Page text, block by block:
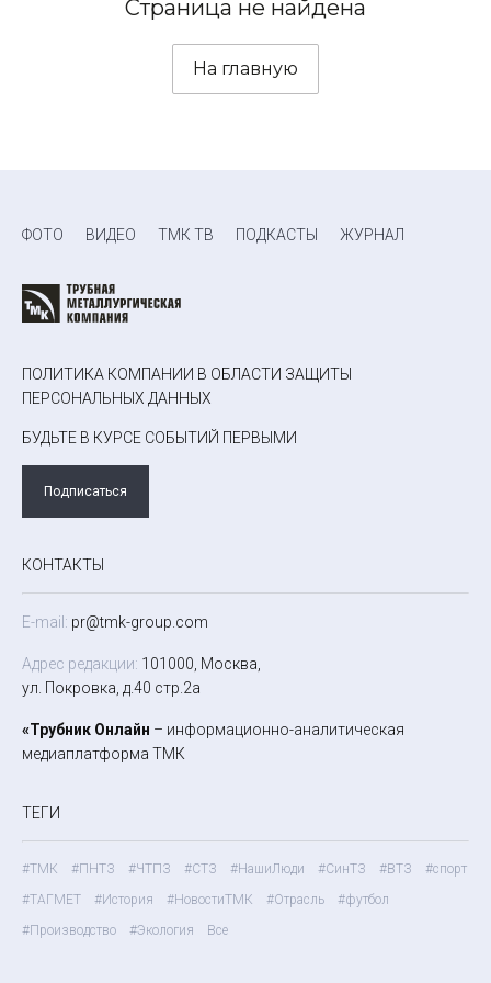
Страница не найдена
На главную
ФОТО ВИДЕО ТМК ТВ ПОДКАСТЫ ЖУРНАЛ
ПОЛИТИКА КОМПАНИИ В ОБЛАСТИ ЗАЩИТЫ
ПЕРСОНАЛЬНЫХ ДАННЫХ
БУДЬТЕ В КУРСЕ СОБЫТИЙ ПЕРВЫМИ
Подписаться
КОНТАКТЫ
E-mail: pr@tmk-group.com
Адрес редакции: 101000, Москва,
ул. Покровка, д.40 стр.2а
«Трубник Онлайн – информационно-аналитическая
медиаплатформа ТМК
ТЕГИ
#ТМК #ПНТЗ #ЧТПЗ #СТЗ #НашиЛюди #СинТЗ #ВТЗ
#спорт
#ТАГМЕТ
#История #НовостиТМК #Отрасль
#футбол
#Производство
#Экология Все